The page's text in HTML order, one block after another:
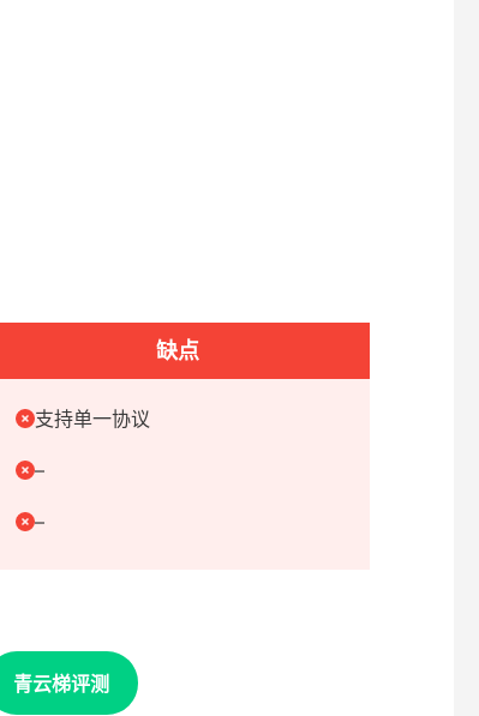
缺点
支持单一协议
–
–
青云梯评测